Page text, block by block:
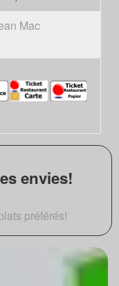
Mac
envies!
préférés!